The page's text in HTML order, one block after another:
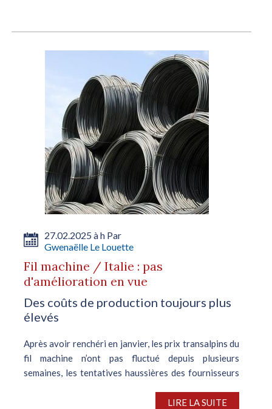
27.02.2025 à h Par
Gwenaëlle Le Louette
Fil machine / Italie : pas
d'amélioration en vue
Des coûts de production toujours plus
élevés
Après avoir renchéri en janvier, les prix transalpins du
fil machine n’ont pas fluctué depuis plusieurs
semaines, les tentatives haussières des fournisseurs
LIRE LA SUITE